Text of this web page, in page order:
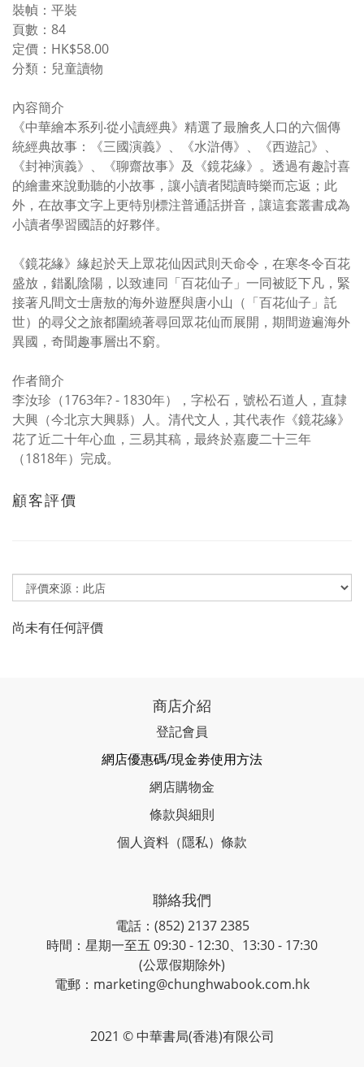
裝幀：平裝
頁數：84
定價：HK$58.00
分類：兒童讀物
內容簡介
《中華繪本系列‧從小讀經典》精選了最膾炙人口的六個傳
統經典故事：《三國演義》、《水滸傳》、《西遊記》、
《封神演義》、《聊齋故事》及《鏡花緣》。透過有趣討喜
的繪畫來說動聽的小故事，讓小讀者閱讀時樂而忘返；此
外，在故事文字上更特別標注普通話拼音，讓這套叢書成為
小讀者學習國語的好夥伴。
《鏡花緣》緣起於天上眾花仙因武則天命令，在寒冬令百花
盛放，錯亂陰陽，以致連同「百花仙子」一同被貶下凡，緊
接著凡間文士唐敖的海外遊歷與唐小山（「百花仙子」託
世）的尋父之旅都圍繞著尋回眾花仙而展開，期間遊遍海外
異國，奇聞趣事層出不窮。
作者簡介
李汝珍（1763年? - 1830年），字松石，號松石道人，直隸
大興（今北京大興縣）人。清代文人，其代表作《鏡花緣》
花了近二十年心血，三易其稿，最終於嘉慶二十三年
（1818年）完成。
顧客評價
尚未有任何評價
商店介紹
登記會員
網店優惠碼/現金劵使用方法
網店購物金
條款與細則
個人資料（隱私）條款
聯絡我們
電話：(852) 2137 2385
時間：星期一至五 09:30 - 12:30、13:30 - 17:30
(公眾假期除外)
電郵：marketing@chunghwabook.com.hk
2021 © 中華書局(香港)有限公司